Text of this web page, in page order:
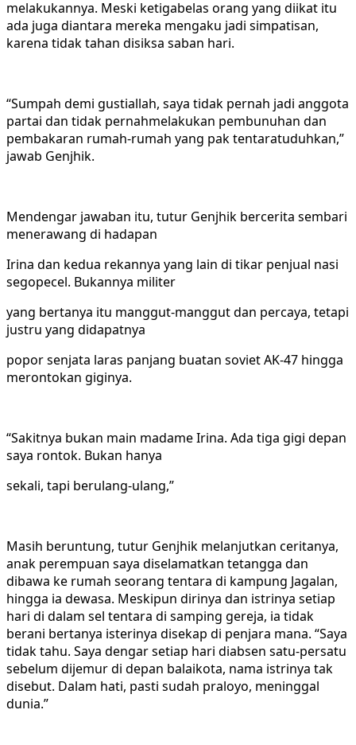
melakukannya. Meski ketigabelas orang yang diikat itu
ada juga diantara mereka mengaku jadi simpatisan,
karena tidak tahan disiksa saban hari.
“Sumpah demi gustiallah, saya tidak pernah jadi anggota
partai dan tidak pernahmelakukan pembunuhan dan
pembakaran rumah-rumah yang pak tentaratuduhkan,”
jawab Genjhik.
Mendengar jawaban itu, tutur Genjhik bercerita sembari
menerawang di hadapan
Irina dan kedua rekannya yang lain di tikar penjual nasi
segopecel. Bukannya militer
yang bertanya itu manggut-manggut dan percaya, tetapi
justru yang didapatnya
popor senjata laras panjang buatan soviet AK-47 hingga
merontokan giginya.
“Sakitnya bukan main madame Irina. Ada tiga gigi depan
saya rontok. Bukan hanya
sekali, tapi berulang-ulang,”
Masih beruntung, tutur Genjhik melanjutkan ceritanya,
anak perempuan saya diselamatkan tetangga dan
dibawa ke rumah seorang tentara di kampung Jagalan,
hingga ia dewasa. Meskipun dirinya dan istrinya setiap
hari di dalam sel tentara di samping gereja, ia tidak
berani bertanya isterinya disekap di penjara mana. “Saya
tidak tahu. Saya dengar setiap hari diabsen satu-persatu
sebelum dijemur di depan balaikota, nama istrinya tak
disebut. Dalam hati, pasti sudah praloyo, meninggal
dunia.”